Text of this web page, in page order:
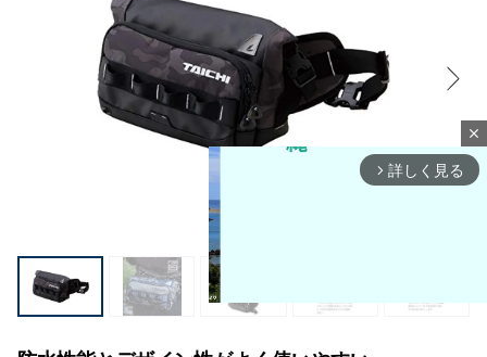
close
arrow_forward_ios 詳しく見る